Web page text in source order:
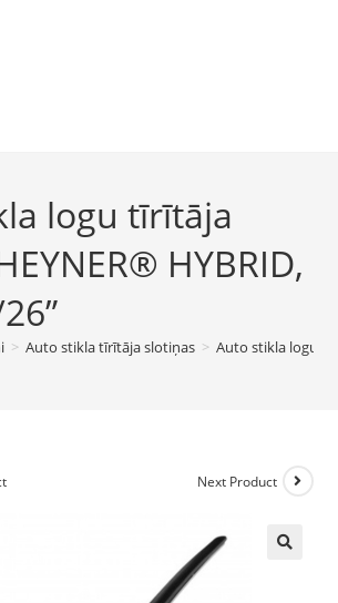
logu tīrītāja
HYBRID,
> Auto stikla tīrītāja slotiņas > Auto stikla logu
Next Product